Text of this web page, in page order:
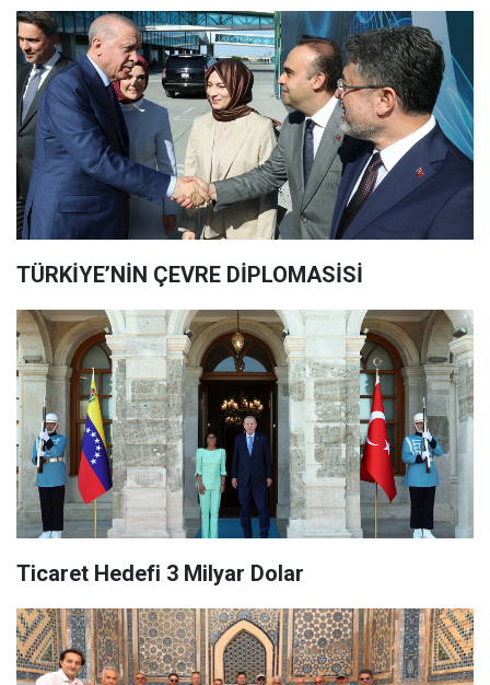
TÜRKİYE’NİN ÇEVRE DİPLOMASİSİ
Ticaret Hedefi 3 Milyar Dolar